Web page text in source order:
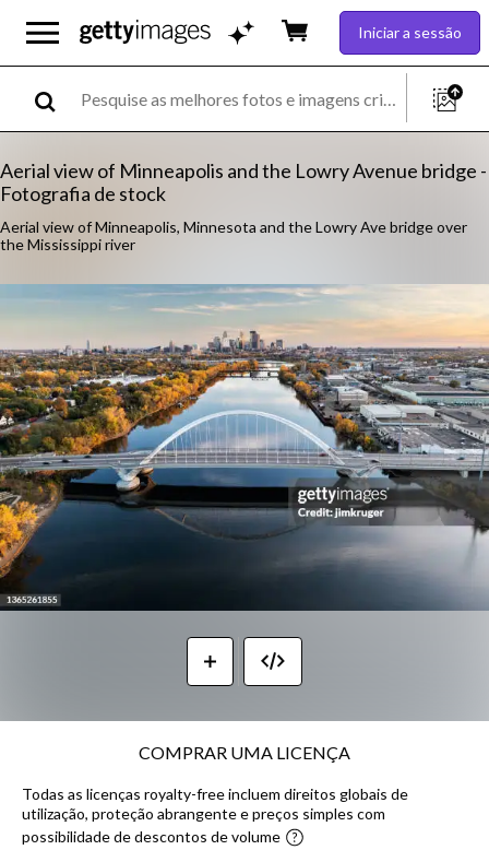
Iniciar a sessão
Aerial view of Minneapolis and the Lowry Avenue bridge -
Fotografia de stock
Aerial view of Minneapolis, Minnesota and the Lowry Ave bridge over
the Mississippi river
COMPRAR UMA LICENÇA
Todas as licenças royalty-free incluem direitos globais de
utilização, proteção abrangente e preços simples com
possibilidade de descontos de volume